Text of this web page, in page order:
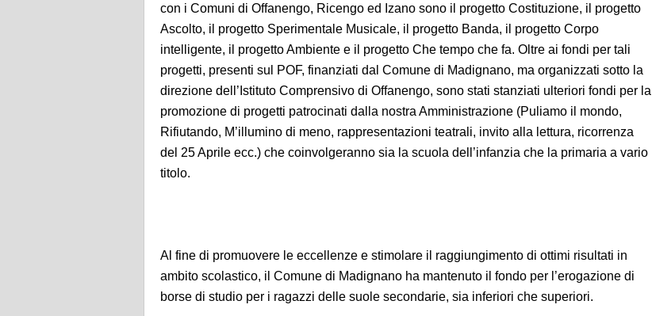
con i Comuni di Offanengo, Ricengo ed Izano sono il progetto Costituzione, il progetto
Ascolto, il progetto Sperimentale Musicale, il progetto Banda, il progetto Corpo
intelligente, il progetto Ambiente e il progetto Che tempo che fa. Oltre ai fondi per tali
progetti, presenti sul POF, finanziati dal Comune di Madignano, ma organizzati sotto la
direzione dell’Istituto Comprensivo di Offanengo, sono stati stanziati ulteriori fondi per la
promozione di progetti patrocinati dalla nostra Amministrazione (Puliamo il mondo,
Rifiutando, M’illumino di meno, rappresentazioni teatrali, invito alla lettura, ricorrenza
del 25 Aprile ecc.) che coinvolgeranno sia la scuola dell’infanzia che la primaria a vario
titolo.
Al fine di promuovere le eccellenze e stimolare il raggiungimento di ottimi risultati in
ambito scolastico, il Comune di Madignano ha mantenuto il fondo per l’erogazione di
borse di studio per i ragazzi delle suole secondarie, sia inferiori che superiori.